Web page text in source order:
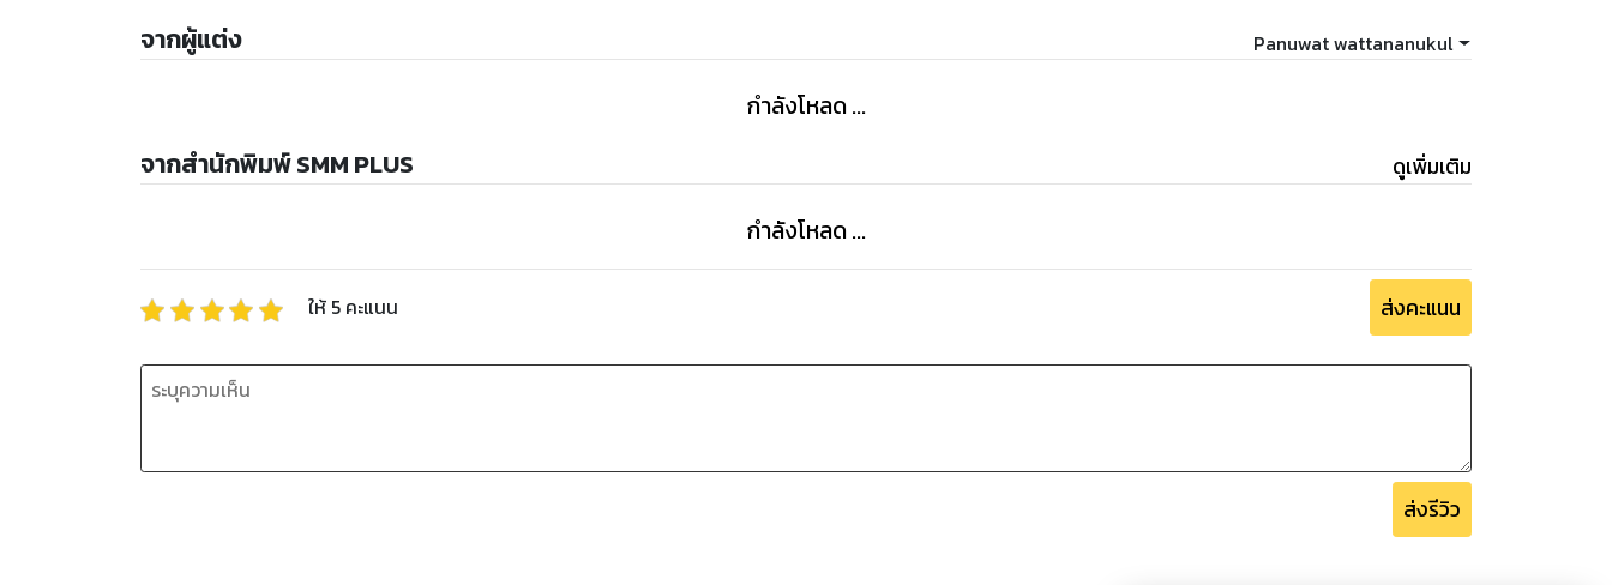
จากผู้แต่ง Panuwat wattananukul
กำลังโหลด ...
จากสำนักพิมพ์ SMM PLUS ดูเพิ่มเติม
กำลังโหลด ...
ให้ 5 คะแนน ส่งคะแนน
ส่งรีวิว